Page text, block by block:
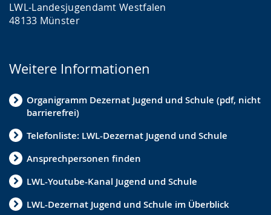
Jugendförderung
Trennung & Scheidung
Konzeption
Statistik
Eingliederungshilfe
Kommunale Bildungslandschaften
Beistandschaften
LWL-Landesjugendamt Westfalen
48133 Münster
Weitere Informationen
Organigramm Dezernat Jugend und Schule (pdf, nicht
barrierefrei)
Telefonliste: LWL-Dezernat Jugend und Schule
Ansprechpersonen finden
LWL-Youtube-Kanal Jugend und Schule
LWL-Dezernat Jugend und Schule im Überblick